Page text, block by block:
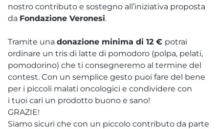
nostro contributo e sostegno all’iniziativa proposta
da Fondazione Veronesi.
Tramite una donazione minima di 12 € potrai
ordinare un tris di latte di pomodoro (polpa, pelati,
pomodorino) che ti consegneremo al termine del
contest. Con un semplice gesto puoi fare del bene
per i piccoli malati oncologici e condividere con
i tuoi cari un prodotto buono e sano!
GRAZIE!
Siamo sicuri che con un piccolo contributo da parte